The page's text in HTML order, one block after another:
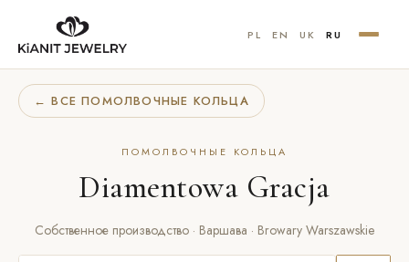
PL EN UK RU
← ВСЕ ПОМОЛВОЧНЫЕ КОЛЬЦА
ПОМОЛВОЧНЫЕ КОЛЬЦА
Diamentowa Gracja
Собственное производство · Варшава · Browary Warszawskie